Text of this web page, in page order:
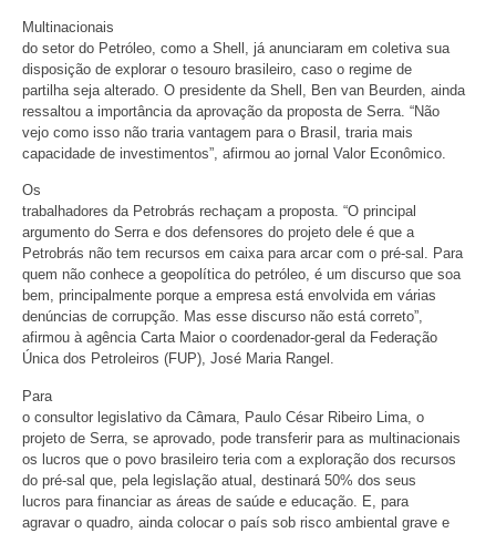
Multinacionais
do setor do Petróleo, como a Shell, já anunciaram em coletiva sua
disposição de explorar o tesouro brasileiro, caso o regime de
partilha seja alterado. O presidente da Shell, Ben van Beurden, ainda
ressaltou a importância da aprovação da proposta de Serra. “Não
vejo como isso não traria vantagem para o Brasil, traria mais
capacidade de investimentos”, afirmou ao jornal Valor Econômico.
Os
trabalhadores da Petrobrás rechaçam a proposta. “O principal
argumento do Serra e dos defensores do projeto dele é que a
Petrobrás não tem recursos em caixa para arcar com o pré-sal. Para
quem não conhece a geopolítica do petróleo, é um discurso que soa
bem, principalmente porque a empresa está envolvida em várias
denúncias de corrupção. Mas esse discurso não está correto”,
afirmou à agência Carta Maior o coordenador-geral da Federação
Única dos Petroleiros (FUP), José Maria Rangel.
Para
o consultor legislativo da Câmara, Paulo César Ribeiro Lima, o
projeto de Serra, se aprovado, pode transferir para as multinacionais
os lucros que o povo brasileiro teria com a exploração dos recursos
do pré-sal que, pela legislação atual, destinará 50% dos seus
lucros para financiar as áreas de saúde e educação. E, para
agravar o quadro, ainda colocar o país sob risco ambiental grave e